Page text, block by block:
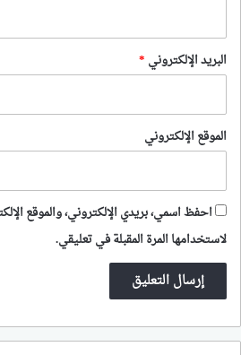
البريد الإلكتروني *
الموقع الإلكتروني
احفظ اسمي، بريدي الإلكتروني، والموقع
لاستخدامها المرة المقبلة في تعليقي.